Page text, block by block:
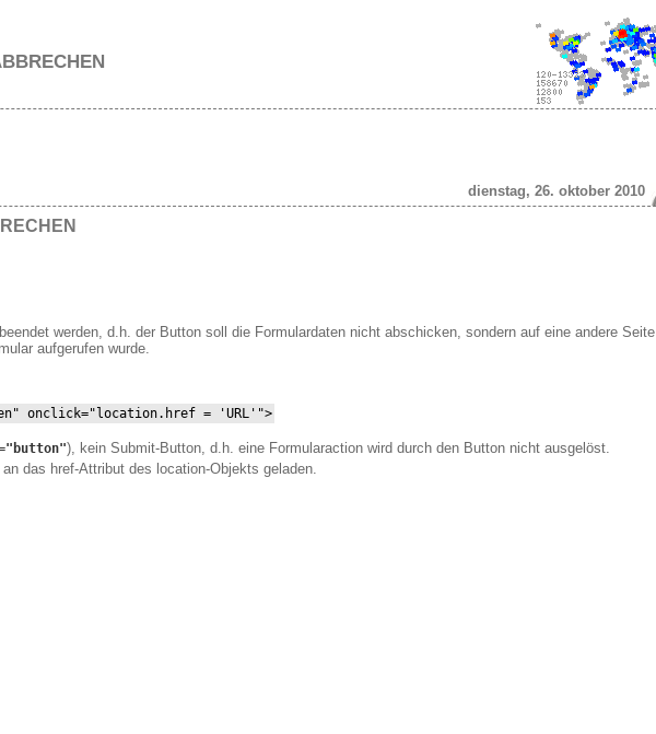
dienstag, 26. oktober 2010
werden, d.h. der Button soll die Formulardaten nicht abschicken, sondern auf eine andere Seite
aufgerufen wurde.
onclick="location.href = 'URL'">
), kein Submit-Button, d.h. eine Formularaction wird durch den Button nicht ausgelöst.
das href-Attribut des location-Objekts geladen.